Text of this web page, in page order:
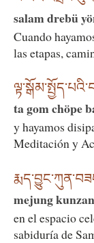
salam drebü
Cuando
las etapas,
ta gom chöpe
y hayamos
Meditación y
mejung
en el espacio
sabiduría de